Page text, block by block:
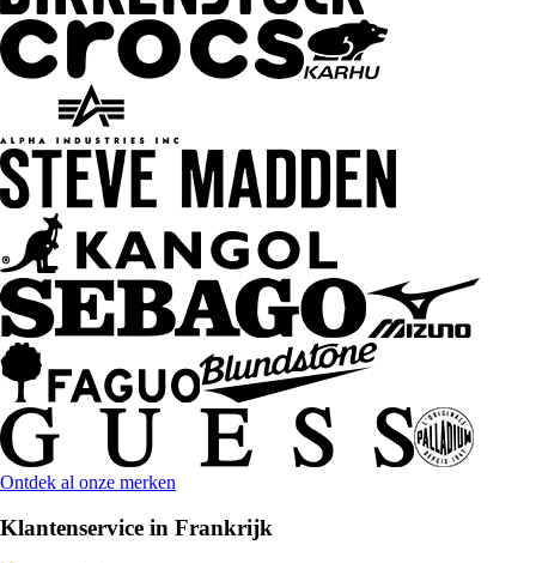
Ontdek al onze merken
Klantenservice in Frankrijk